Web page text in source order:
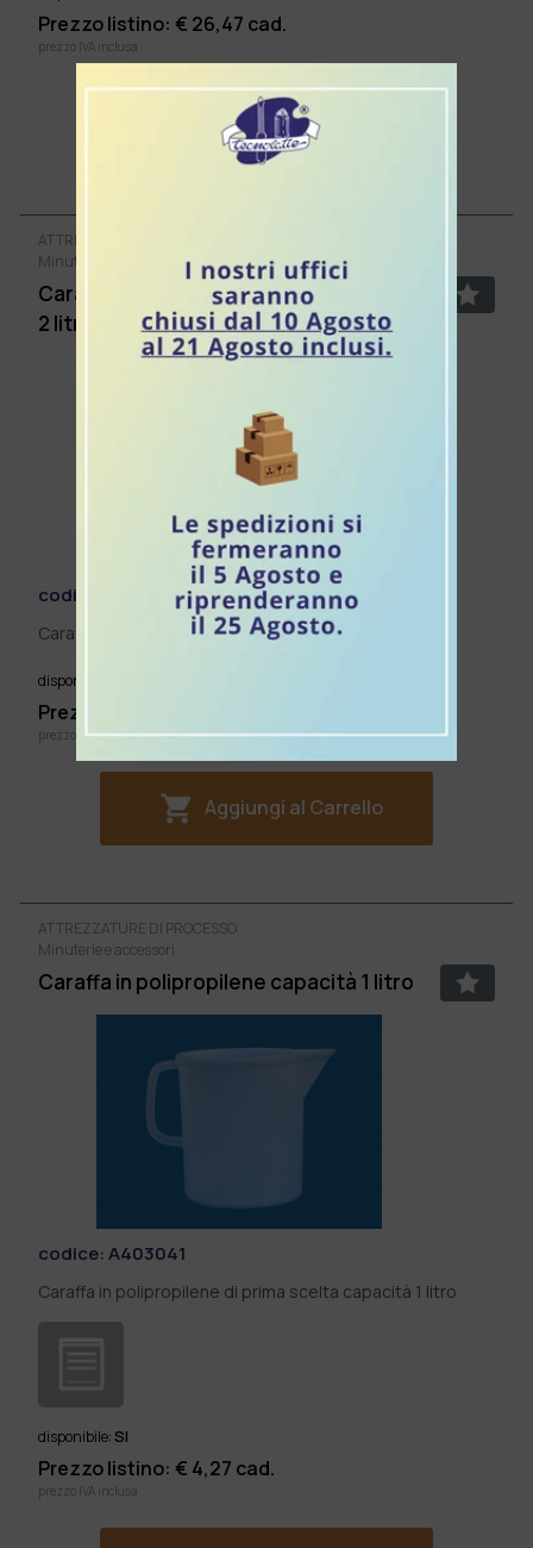
Prezzo listino: € 26,47 cad.
prezzo IVA inclusa
Aggiungi al Carrello
ATTREZZATURE DI PROCESSO
Minuterie e accessori
Caraffa in acciaio inox graduata capacità
2 litri
codice: A402052
Caraffa in acciaio inox graduata capacità 2 litri
disponibile:
Prezzo listino: €
prezzo IVA inclusa
Aggiungi al Carrello
ATTREZZATURE DI PROCESSO
Minuterie e accessori
Caraffa in polipropilene capacità 1 litro
codice:A403041
Caraffa in polipropilene di prima scelta capacità 1 litro
disponibile:SI
Prezzo listino: € 4,27 cad.
prezzo IVA inclusa